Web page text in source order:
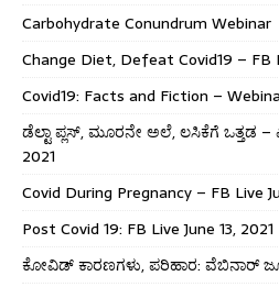
Carbohydrate Conundrum Webinar
Change Diet, Defeat Covid19 – FB
Covid19: Facts and Fiction –
ಡೆಲ್ಟಾ ಪ್ಲಸ್, ಮೂರನೇ ಅಲೆ, ಲಸಿಕೆಗೆ ಒತ್ತಡ
2021
Covid During Pregnancy – FB Live
Post Covid 19: FB Live June 13, 2021
ಕೋವಿಡ್ ಕಾರಣಗಳು, ಪರಿಹಾರ: ವೆಬಿನಾರ್